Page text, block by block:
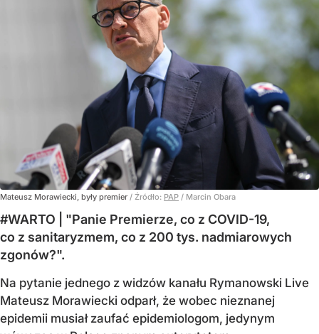
Mateusz Morawiecki, były premier / Źródło: PAP / Marcin Obara
#WARTO | "Panie Premierze, co z COVID-19,
co z sanitaryzmem, co z 200 tys. nadmiarowych
zgonów?".
Na pytanie jednego z widzów kanału Rymanowski Live
Mateusz Morawiecki odparł, że wobec nieznanej
epidemii musiał zaufać epidemiologom, jedynym